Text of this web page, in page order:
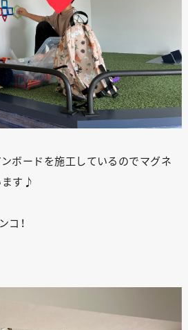
ボードを施工しているのでマグネ
ます♪
コ！